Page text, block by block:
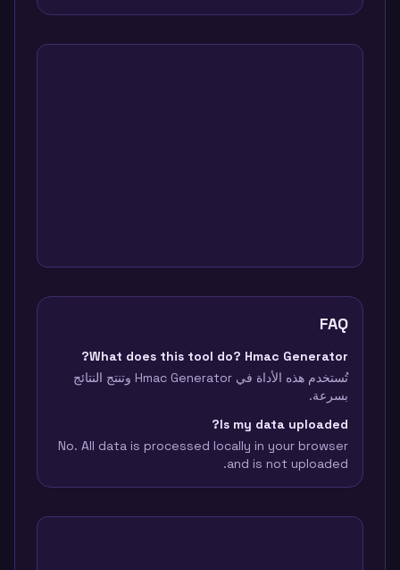
FAQ
What does this tool do? Hmac Generator?
تُستخدم هذه الأداة في Hmac Generator وتنتج النتائج
بسرعة.
Is my data uploaded?
No. All data is processed locally in your browser
and is not uploaded.